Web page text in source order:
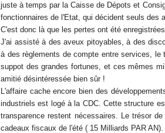
juste à temps par la Caisse de Dépots et
fonctionnaires de l'Etat, qui décident seuls des
C'est donc là que les pertes ont été
J'ai assisté à des aveux pitoyables, à des
à des règlements de compte entre services,
suppot des grandes fortunes, et ces mêmes
amitié désintéressée bien sûr !
L'affaire cache encore bien des
industriels est logé à la CDC. Cette structure
transparence restent nécessaires. Le trésor
cadeaux fiscaux de l'été ( 15 Milliards PAR AN).